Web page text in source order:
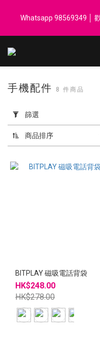
汗毛
Whatsapp 98569349 │
登記會員享每$50回贈$1 │
用
篩
選
(0/20)
價格
手機配件 8 件商品
篩選
商品排序
BITPLAY 磁吸電話背袋
HK$248.00
HK$278.00